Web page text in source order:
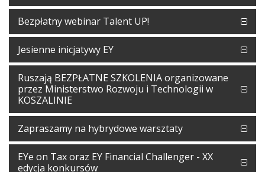
Bezpłatny webinar Talent UP!
Jesienne inicjatywy EY
Ruszają BEZPŁATNE SZKOLENIA organizowane
przez Ministerstwo Rozwoju i Technologii w
KOSZALINIE
Zapraszamy na hybrydowe warsztaty
EYe on Tax oraz EY Financial Challenger - XX
edycja konkursów